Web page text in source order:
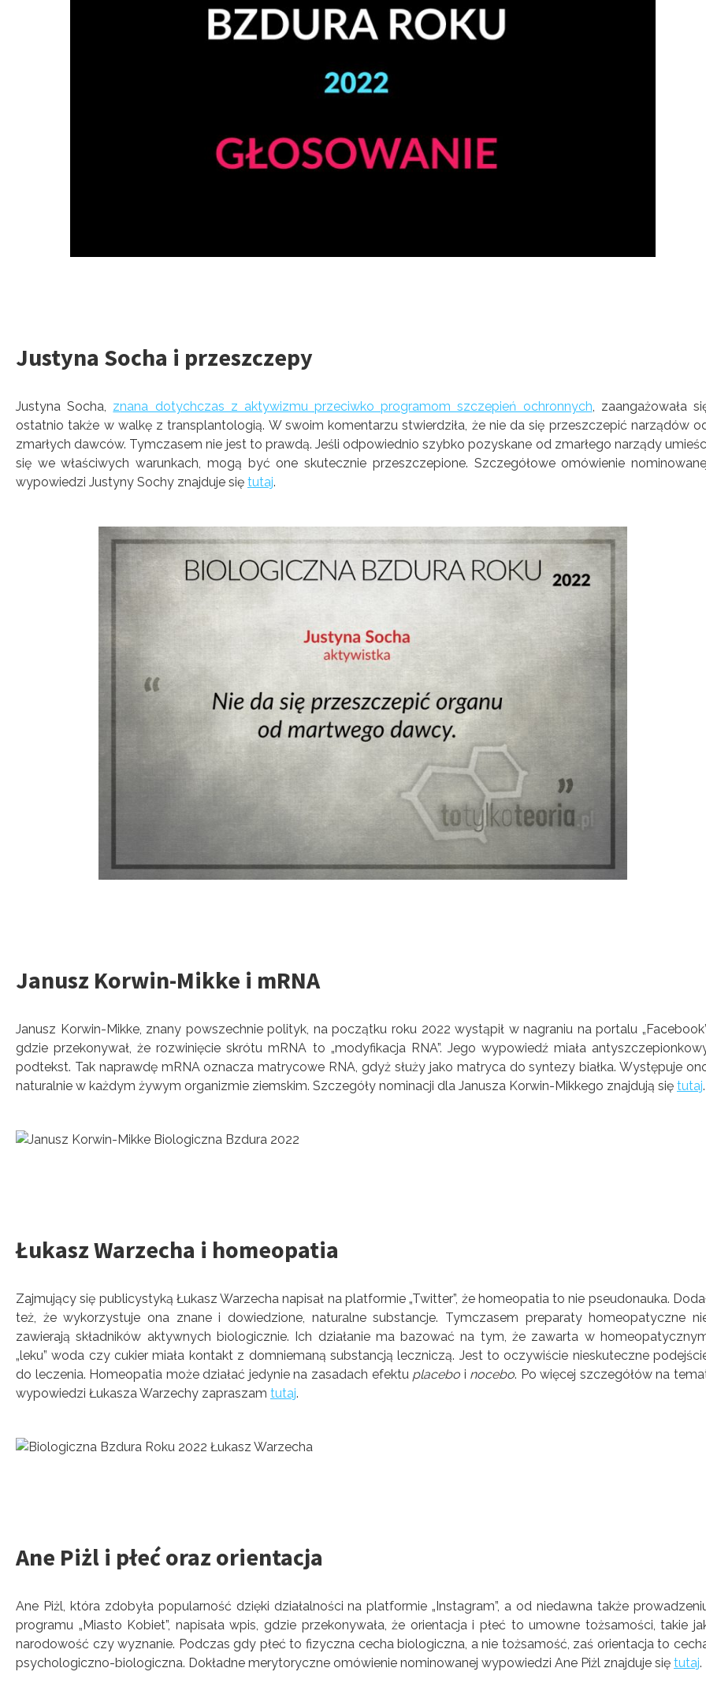
Justyna Socha i przeszczepy
Justyna Socha, znana dotychczas z aktywizmu przeciwko programom szczepień ochronnych, zaangażowała
ostatnio także w walkę z transplantologią. W swoim komentarzu stwierdziła, że nie da się przeszczepić narządów
zmarłych dawców. Tymczasem nie jest to prawdą. Jeśli odpowiednio szybko pozyskane od zmarłego narządy
się we właściwych warunkach, mogą być one skutecznie przeszczepione. Szczegółowe omówienie
wypowiedzi Justyny Sochy znajduje się tutaj.
Janusz Korwin-Mikke i mRNA
Janusz Korwin-Mikke, znany powszechnie polityk, na początku roku 2022 wystąpił w nagraniu na portalu
gdzie przekonywał, że rozwinięcie skrótu mRNA to „modyfikacja RNA”. Jego wypowiedź miała
podtekst. Tak naprawdę mRNA oznacza matrycowe RNA, gdyż służy jako matryca do syntezy białka. Występuje
naturalnie w każdym żywym organizmie ziemskim. Szczegóły nominacji dla Janusza Korwin-Mikkego znajdują się tutaj.
Łukasz Warzecha i homeopatia
Zajmujący się publicystyką Łukasz Warzecha napisał na platformie „Twitter”, że homeopatia to nie pseudonauka.
też, że wykorzystuje ona znane i dowiedzione, naturalne substancje. Tymczasem preparaty homeopatyczne
zawierają składników aktywnych biologicznie. Ich działanie ma bazować na tym, że zawarta w
„leku” woda czy cukier miała kontakt z domniemaną substancją leczniczą. Jest to oczywiście nieskuteczne
do leczenia. Homeopatia może działać jedynie na zasadach efektu placebo i nocebo. Po więcej szczegółów na
wypowiedzi Łukasza Warzechy zapraszam tutaj.
Ane Piżl i płeć oraz orientacja
Ane Piżl, która zdobyła popularność dzięki działalności na platformie „Instagram”, a od niedawna także
programu „Miasto Kobiet”, napisała wpis, gdzie przekonywała, że orientacja i płeć to umowne tożsamości, takie
narodowość czy wyznanie. Podczas gdy płeć to fizyczna cecha biologiczna, a nie tożsamość, zaś orientacja to
psychologiczno-biologiczna. Dokładne merytoryczne omówienie nominowanej wypowiedzi Ane Piżl znajduje się tutaj.